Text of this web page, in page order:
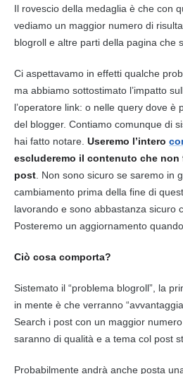
Il rovescio della medaglia è che con
vediamo un maggior numero di
blogroll e altre parti della pagina che
Ci aspettavamo in effetti qualche
ma abbiamo sottostimato l’impatto
l’operatore link: o nelle query dove è
del blogger. Contiamo comunque di
hai fatto notare. Useremo l’intero
escluderemo il contenuto che non
post . Non sono sicuro se saremo in
cambiamento prima della fine di
lavorando e sono abbastanza sicuro
Posteremo un aggiornamento
Ciò cosa comporta?
Sistemato il “problema blogroll”, la
in mente è che verranno
Search i post con un maggior
saranno di qualità e a tema col post
Probabilmente andrà anche posta